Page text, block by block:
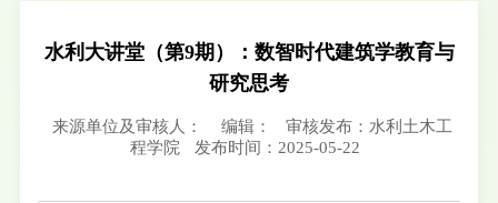
水利大讲堂（第9期）：数智时代建筑学教育与
研究思考
来源单位及审核人： 编辑：
审核发布：水利土木工
程学院
发布时间：2025-05-22